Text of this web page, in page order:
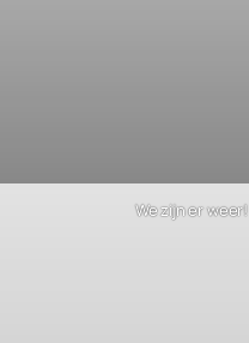
We zijn er weer!